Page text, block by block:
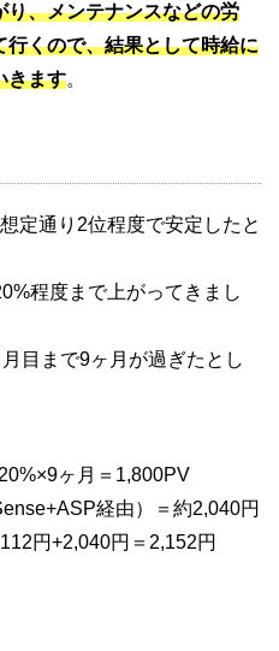
、メンテナンスなどの労
くので、結果として時給に
きます。
定通り2位程度で安定したと
程度まで上がってきまし
目まで9ヶ月が過ぎたとし
ヶ月＝1,800PV
経由）＝約2,040円
円+2,040円＝2,152円